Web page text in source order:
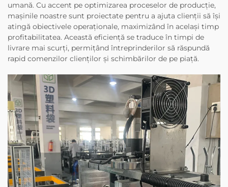
umană. Cu accent pe optimizarea proceselor de producție,
mașinile noastre sunt proiectate pentru a ajuta clienții să își
atingă obiectivele operaționale, maximizând în același timp
profitabilitatea. Această eficiență se traduce în timpi de
livrare mai scurți, permițând întreprinderilor să răspundă
rapid comenzilor clienților și schimbărilor de pe piață.